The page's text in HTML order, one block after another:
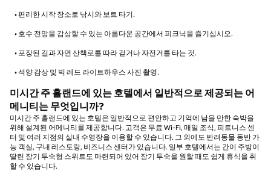
• 편리한 시작 장소로 낚시와 보트 타기.
• 호수 전망을 감상할 수 있는 아름다운 공간에서 피크닉을 즐기십시오.
• 포장된 길과 자연 산책로를 따라 걷거나 자전거를 타는 것.
• 석양 감상 및 빅 레드 라이트하우스 사진 촬영.
미시간 주 홀랜드에 있는 호텔에서 일반적으로 제공되는 어
메니티는 무엇입니까?
미시간 주 홀랜드에 있는 호텔은 일반적으로 편안하고 기억에 남을 만한 숙박을
위해 설계된 어메니티를 제공합니다. 고객은 무료 Wi-Fi, 매일 조식, 피트니스 센
터 및 여러 지점의 실내 수영장을 이용할 수 있습니다. 그 외에도 반려동물 동반 가
능 객실, 구내 레스토랑, 비즈니스 센터가 있습니다. 일부 호텔에서는 간이 주방이
딸린 장기 투숙형 스위트도 마련되어 있어 장기 투숙을 원할 때도 쉽게 휴식을 취
할 수 있습니다.